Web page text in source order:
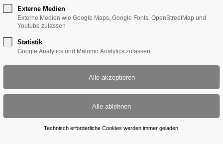
Externe Medien
Externe Medien wie Google Maps, Google Fonts, OpenStreetMap und
Youtube zulassen
Statistik
Google Analytics und Matomo Analytics zulassen
Technisch erforderliche Cookies werden immer geladen.